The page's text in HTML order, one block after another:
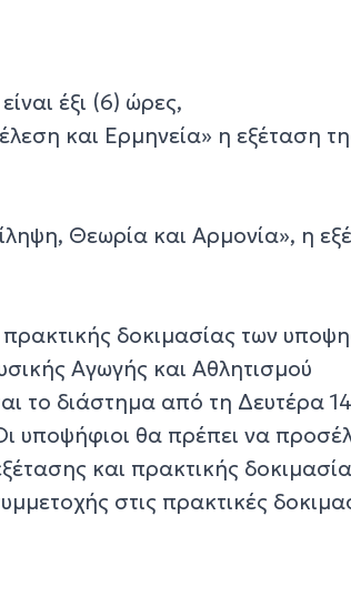
έξι (6) ώρες,
και Ερμηνεία» η εξέταση
Θεωρία και Αρμονία», η
δοκιμασίας των
Αγωγής και Αθλητισμού
το διάστημα από τη Δευτέρα
υποψήφιοι θα πρέπει να
και πρακτικής
στις πρακτικές